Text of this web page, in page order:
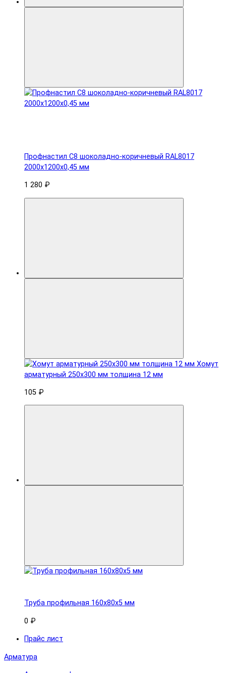
Профнастил С8 шоколадно-коричневый RAL8017
2000х1200х0,45 мм
1 280 ₽
Хомут
арматурный 250x300 мм толщина 12 мм
105 ₽
Труба профильная 160x80х5 мм
0 ₽
Прайс лист
Арматура